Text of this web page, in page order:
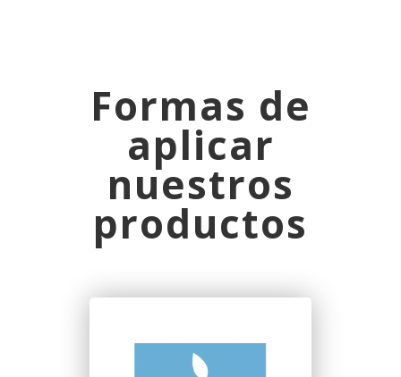
Formas de
aplicar
nuestros
productos